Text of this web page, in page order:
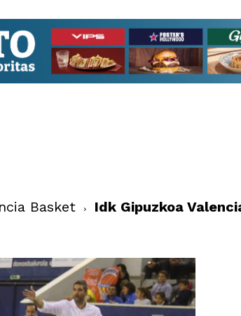
Basket Idk Gipuzkoa